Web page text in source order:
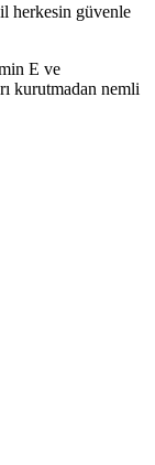
herkesin güvenle
E ve
kurutmadan nemli